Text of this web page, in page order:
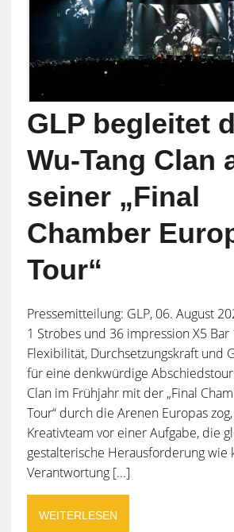
GLP begleitet
Wu-Tang Clan
seiner „Final
Chamber
Tour“
Pressemitteilung: GLP, 06. August
1 Strobes und 36 impression X5
Flexibilität, Durchsetzungskraft und
für eine denkwürdige Abschiedstour
Clan im Frühjahr mit der „Final
Tour“ durch die Arenen Europas
Kreativteam vor einer Aufgabe, die
gestalterische Herausforderung wie
Verantwortung [...]
WEITERLESEN